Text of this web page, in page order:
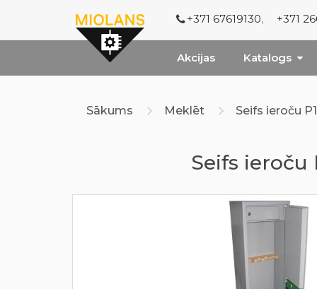
+371 67619130, +371
Akcijas Katalogs
Sākums Meklēt Seifs ieroču
Seifs ieroču